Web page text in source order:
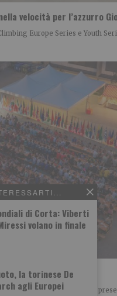
di Corta: Viberti
volano in finale
la torinese De
agli Europei
velocità per l’azzurro
Europe Series e Youth
Giovanili di arco
atleti 68 delegazioni 10.000